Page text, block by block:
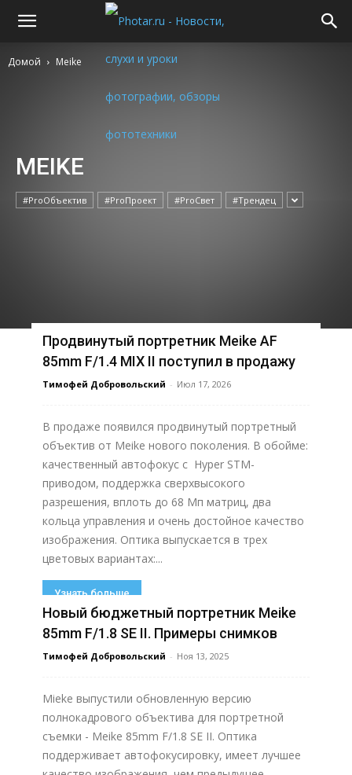
Домой Meike
MEIKE
#ProОбъектив #ProПроект #ProСвет #Трендец
Продвинутый портретник Meike AF
85mm F/1.4 MIX II поступил в продажу
Тимофей Добровольский - Июл 17, 2026
В продаже появился продвинутый портретный
объектив от Meike нового поколения. В обойме:
качественный автофокус с Hyper STM-
приводом, поддержка сверхвысокого
разрешения, вплоть до 68 Мп матриц, два
кольца управления и очень достойное качество
изображения. Оптика выпускается в трех
цветовых вариантах:...
Узнать больше
Новый бюджетный портретник Meike
85mm F/1.8 SE II. Примеры снимков
Тимофей Добровольский - Ноя 13, 2025
Mieke выпустили обновленную версию
полнокадрового объектива для портретной
съемки - Meike 85mm F/1.8 SE II. Оптика
поддерживает автофокусировку, имеет лучшее